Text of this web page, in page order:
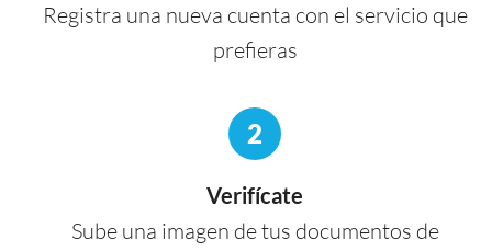
Registra una nueva cuenta con el servicio que
prefieras
2
Verifícate
Sube una imagen de tus documentos de